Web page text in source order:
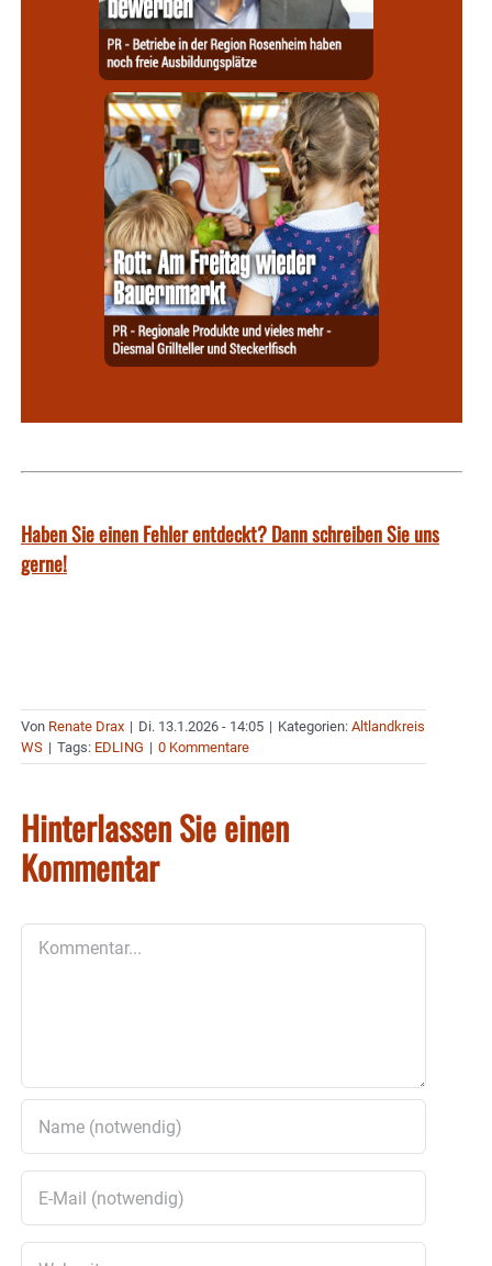
Haben Sie einen Fehler entdeckt? Dann schreiben Sie uns
gerne!
Von Renate Drax | Di. 13.1.2026 - 14:05 | Kategorien: Altlandkreis
WS | Tags: EDLING | 0 Kommentare
Hinterlassen Sie einen
Kommentar